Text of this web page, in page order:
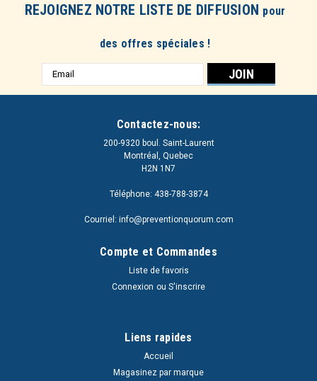
REJOIGNEZ NOTRE LISTE DE DIFFUSION pour
des offres spéciales !
Adresse
e-
Contactez-nous:
200-9320 boul. Saint-Laurent
Montréal, Quebec
H2N 1N7
Téléphone: 438-788-3874
Courriel: info@preventionquorum.com
Compte et Commandes
Liste de favoris
Connexion ou S'inscrire
Liens rapides
Accueil
Magasinez par marque